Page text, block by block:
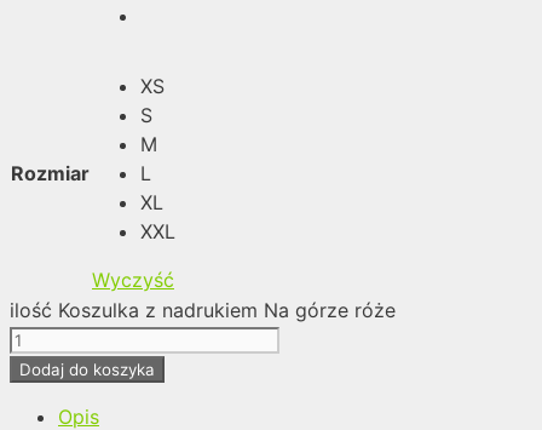
Rozmiar
XS
S
M
L
XL
XXL
Wyczyść
ilość Koszulka z nadrukiem Na górze róże
Dodaj do koszyka
Opis